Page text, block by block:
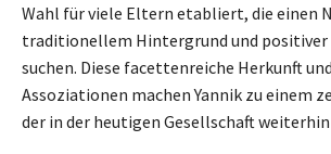
Wahl für viele Eltern etabliert, die einen
traditionellem Hintergrund und positiver
suchen. Diese facettenreiche Herkunft
Assoziationen machen Yannik zu einem
der in der heutigen Gesellschaft